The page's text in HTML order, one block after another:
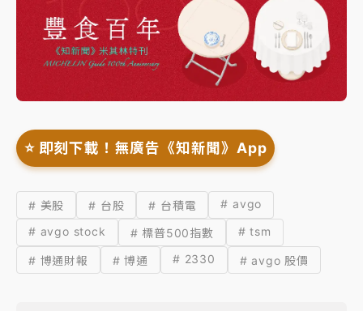
⭐️ 即刻下載！無廣告《知新聞》App
# 美股 # 台股 # 台積電
# avgo
# avgo stock
# 標普500指數 # tsm
# 博通財報 # 博通 # 2330 # avgo 股價